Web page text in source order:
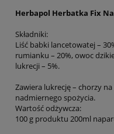
Herbapol Herbatka Fix
Składniki:
Liść babki lancetowatej –
rumianku – 20%, owoc
lukrecji – 5%.
Zawiera lukrecję – chorzy
nadmiernego spożycia.
Wartość odżywcza:
100 g produktu 200ml